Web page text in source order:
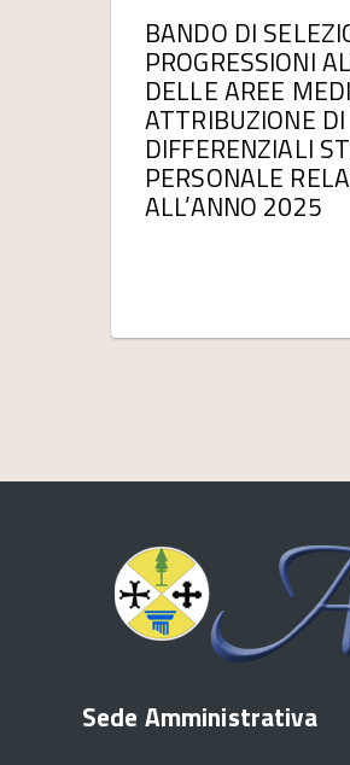
BANDO DI
PROGRESSIONI
DELLE AREE
ATTRIBUZIONE DI
DIFFERENZIALI
PERSONALE
ALL’ANNO 2025
Sede Amministrativa